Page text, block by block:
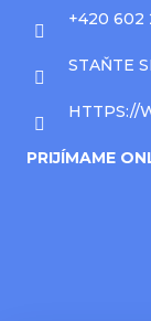
+420 602
STAŇTE
HTTPS://
PRIJÍMAME